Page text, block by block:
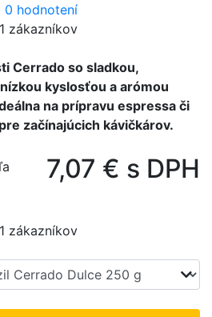
0 hodnotení
zákazníkov
Cerrado so sladkou,
kyslosťou a arómou
na prípravu espressa či
začínajúcich kávičkárov.
7,07 € s DPH
zákazníkov